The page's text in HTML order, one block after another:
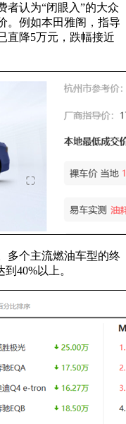
者认为“闭眼入”的大众
。例如本田雅阁，指导
直降5万元，跌幅接近
多个主流燃油车型的终
40%以上。